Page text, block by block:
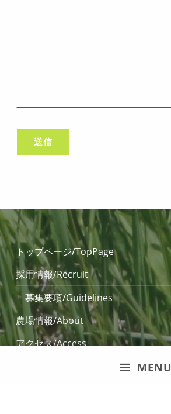
MENU
トップページ/TopPage
採用情報/Recruit
募集要項/Guidelines
農場情報/About
アクセス/Access
お問い合わせ / Contact Us